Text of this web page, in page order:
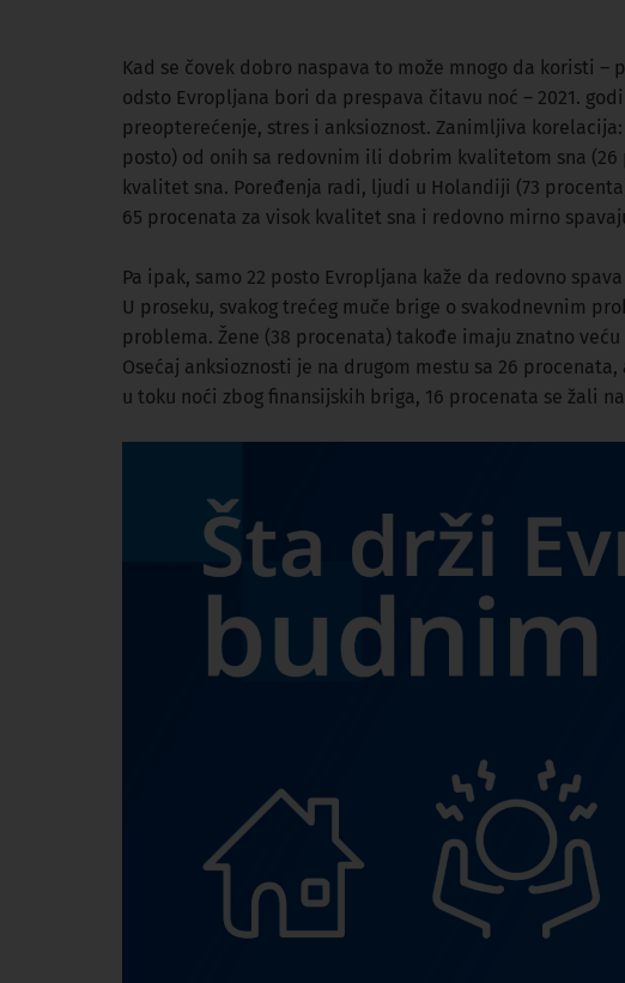
Kad se čovek dobro naspava to može mnogo da koristi
odsto Evropljana bori da prespava čitavu noć – 2021.
preopterećenje, stres i anksioznost. Zanimljiva
posto) od onih sa redovnim ili dobrim kvalitetom sna (26
kvalitet sna. Poređenja radi, ljudi u Holandiji (73
65 procenata za visok kvalitet sna i redovno mirno
Pa ipak, samo 22 posto Evropljana kaže da redovno
U proseku, svakog trećeg muče brige o svakodnevnim
problema. Žene (38 procenata) takođe imaju znatno
Osećaj anksioznosti je na drugom mestu sa 26
u toku noći zbog finansijskih briga, 16 procenata se žali